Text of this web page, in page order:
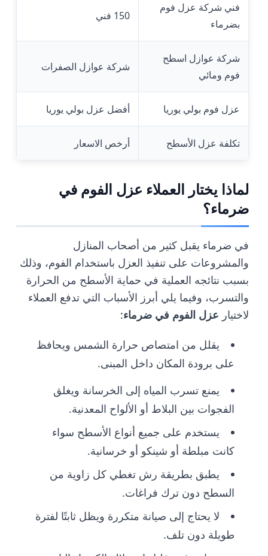
فني شركة عزل فوم
بضرماء
150 فني
شركة عوازل اسطح
فوم ومائي
شركة عوازل الصفرات
عزل فوم بولي يوريا أفضل عزل بولي يوريا
تكلفة عزل الأسطح أرخص الاسعار
لماذا يختار العملاء عزل الفوم في
ضرماء؟
في ضرماء يقبل كثير من أصحاب المنازل
والمشروعات على تنفيذ العزل باستخدام الفوم، وذلك
بسبب نتائجه العملية في حماية الأسطح من الحرارة
والتسرب، وفيما يلي أبرز الأسباب التي تدفع العملاء
لاختيار عزل الفوم في ضرماء:
يقلل من امتصاص حرارة الشمس ويحافظ
على برودة المكان داخل المبنى.
يمنع تسرب المياه إلى الخرسانة ويغلق
الفجوات بين البلاط أو الألواح المعدنية.
يستخدم على جميع أنواع الأسطح سواء
كانت مبلطة أو شينكو أو خرسانية.
يطبق بطريقة رش تغطي كل زاوية من
السطح دون ترك فراغات.
لا يحتاج إلى صيانة متكررة ويظل ثابتًا لفترة
طويلة دون تلف.